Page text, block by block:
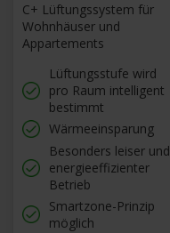
C+ Lüftungssystem für
Wohnhäuser und
Appartements
Lüftungsstufe wird
pro Raum intelligent
bestimmt
Wärmeeinsparung
Besonders leiser und
energieeffizienter
Betrieb
Smartzone-Prinzip
möglich